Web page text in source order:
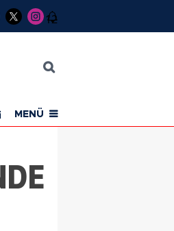
12
İlanMENÜ